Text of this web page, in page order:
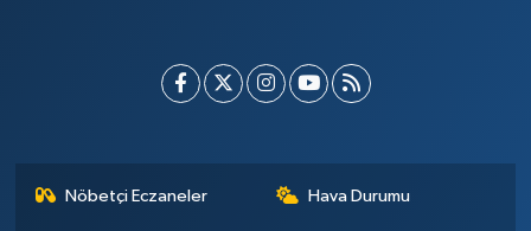
Nöbetçi Eczaneler Hava Durumu